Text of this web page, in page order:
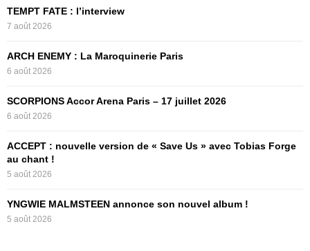
o
r
TEMPT FATE : l’interview
7 août 2026
ARCH ENEMY : La Maroquinerie Paris
6 août 2026
SCORPIONS Accor Arena Paris – 17 juillet 2026
6 août 2026
ACCEPT : nouvelle version de « Save Us » avec Tobias Forge
au chant !
5 août 2026
YNGWIE MALMSTEEN annonce son nouvel album !
5 août 2026